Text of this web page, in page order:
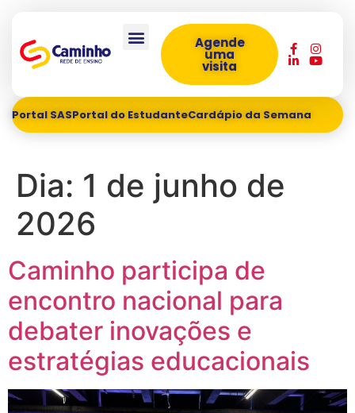
Agende
uma
visita
Portal SASPortal do EstudanteCardápio da Semana
Dia: 1 de junho de
2026
Caminho participa de
encontro nacional para
debater inovações e
estratégias educacionais